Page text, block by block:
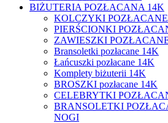
BIŻUTERIA POZŁACANA 14K
KOLCZYKI
PIERŚCIONKI
ZAWIESZKI
Bransoletki pozłacane 14K
Łańcuszki pozłacane 14K
Komplety biżuterii 14K
BROSZKI pozłacane 14K
CELEBRYTKI
BRANSOLETKI
NOGI